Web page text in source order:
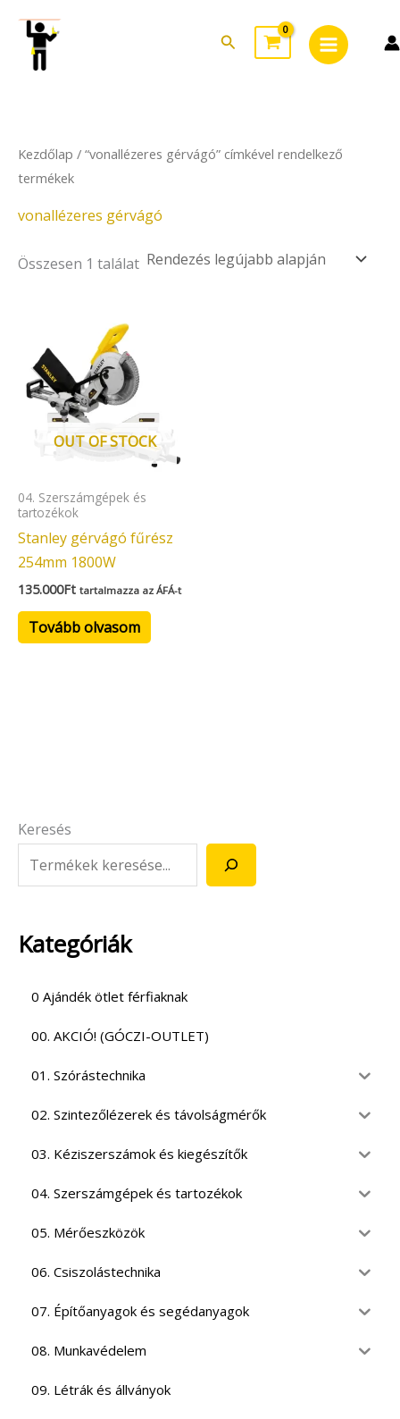
content
Search
Menu
Keresés
Kategóriák
0 Ajándék ötlet férfiaknak
00. AKCIÓ! (GÓCZI-OUTLET)
01. Szórástechnika
02. Szintezőlézerek és távolságmérők
03. Kéziszerszámok és kiegészítők
04. Szerszámgépek és tartozékok
05. Mérőeszközök
06. Csiszolástechnika
07. Építőanyagok és segédanyagok
08. Munkavédelem
09. Létrák és állványok
Kezdőlap / “vonallézeres gérvágó” címkével rendelkező
termékek
vonallézeres gérvágó
Összesen 1 találat
OUT OF STOCK
04. Szerszámgépek és
tartozékok
Stanley gérvágó fűrész
254mm 1800W
135.000Ft tartalmazza az ÁFÁ-t
Tovább olvasom